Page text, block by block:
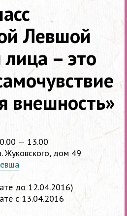
Левшой
– это
внешность»
— 13.00
Жуковского, дом 49
до 12.04.2016)
с 13.04.2016